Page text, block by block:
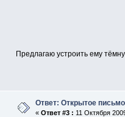
Предлагаю устроить ему
Ответ: Открытое
« Ответ #3 : 11 Октября